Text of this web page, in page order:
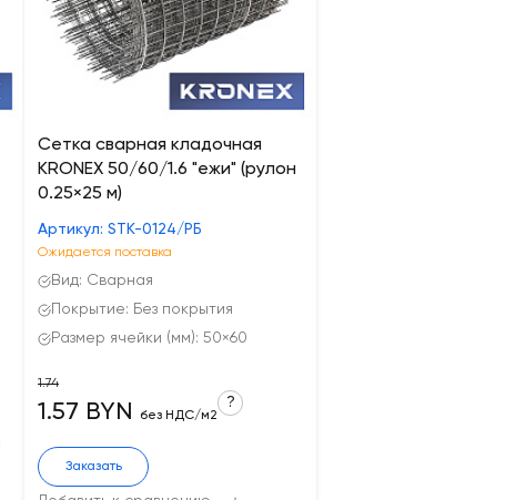
Сетка сварная кладочная
KRONEX 50/60/1.6 "ежи" (рулон
0.25×25 м)
Артикул: STK-0124/РБ
Ожидается поставка
Вид: Сварная
Покрытие: Без покрытия
Размер ячейки (мм): 50×60
1.74
1.57 BYN без НДС/м2
?
Заказать